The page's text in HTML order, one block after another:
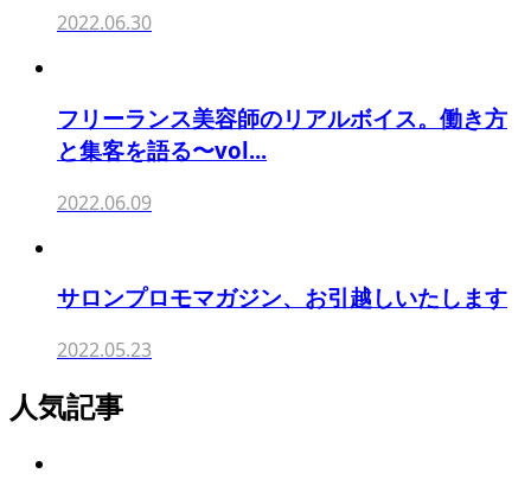
2022.06.30
フリーランス美容師のリアルボイス。働き方
と集客を語る〜vol...
2022.06.09
サロンプロモマガジン、お引越しいたします
2022.05.23
人気記事